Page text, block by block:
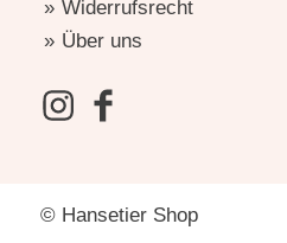
Widerrufsrecht
Über uns
© Hansetier Shop